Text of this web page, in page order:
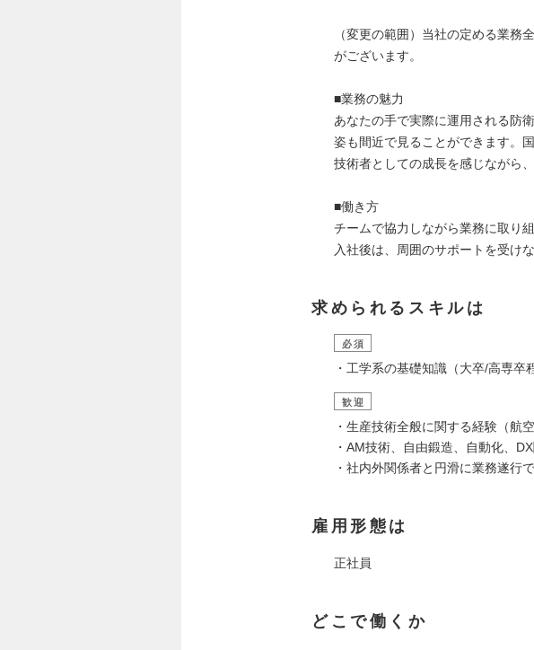
（変更の範囲）当社の定める業務
がございます。
■業務の魅力
あなたの手で実際に運用される防
姿も間近で見ることができます。
技術者としての成長を感じながら
■働き方
チームで協力しながら業務に取り
入社後は、周囲のサポートを受け
求められるスキルは
必須
・工学系の基礎知識（大卒/高専卒
歓迎
・生産技術全般に関する経験（航
・AM技術、自由鍛造、自動化、
・社内外関係者と円滑に業務遂行
雇用形態は
正社員
どこで働くか